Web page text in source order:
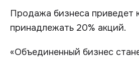
Продажа бизнеса приведет
принадлежать 20% акций.
«Объединенный бизнес